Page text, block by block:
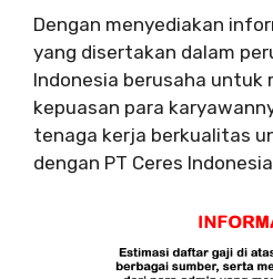
Dengan menyediakan
yang disertakan dalam
Indonesia berusaha untuk
kepuasan para
tenaga kerja berkualitas
dengan PT Ceres